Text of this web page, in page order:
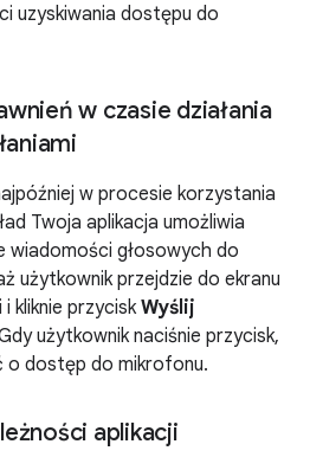
uzyskiwania dostępu do
w czasie działania
w procesie korzystania
Twoja aplikacja umożliwia
wiadomości głosowych do
użytkownik przejdzie do ekranu
kliknie przycisk Wyślij
użytkownik naciśnie przycisk,
o dostęp do mikrofonu.
aplikacji